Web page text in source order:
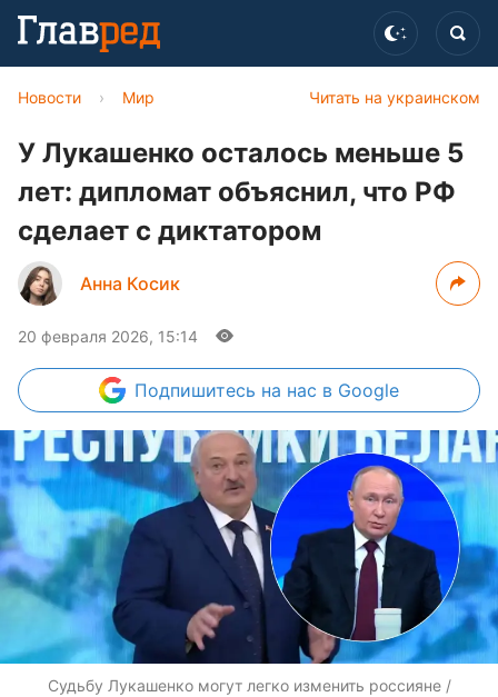
Читать на украинском
Новости › Мир
У Лукашенко осталось меньше 5
лет: дипломат объяснил, что РФ
сделает с диктатором
Анна Косик
20 февраля 2026, 15:14
Подпишитесь на нас в Google
Судьбу Лукашенко могут легко изменить россияне /